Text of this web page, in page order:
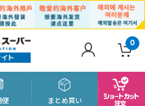
0
便 まとめ買い